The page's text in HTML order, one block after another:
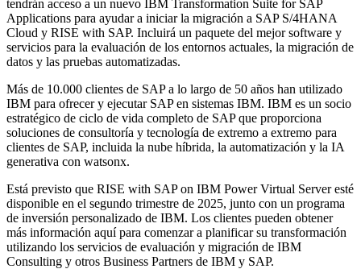
tendrán acceso a un nuevo IBM Transformation Suite for SAP
Applications para ayudar a iniciar la migración a SAP S/4HANA
Cloud y RISE with SAP. Incluirá un paquete del mejor software y
servicios para la evaluación de los entornos actuales, la migración de
datos y las pruebas automatizadas.
Más de 10.000 clientes de SAP a lo largo de 50 años han utilizado
IBM para ofrecer y ejecutar SAP en sistemas IBM. IBM es un socio
estratégico de ciclo de vida completo de SAP que proporciona
soluciones de consultoría y tecnología de extremo a extremo para
clientes de SAP, incluida la nube híbrida, la automatización y la IA
generativa con watsonx.
Está previsto que RISE with SAP on IBM Power Virtual Server esté
disponible en el segundo trimestre de 2025, junto con un programa
de inversión personalizado de IBM. Los clientes pueden obtener
más información aquí para comenzar a planificar su transformación
utilizando los servicios de evaluación y migración de IBM
Consulting y otros Business Partners de IBM y SAP.